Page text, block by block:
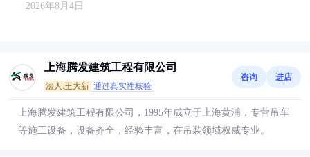
2026年8月4日
上海腾发建筑工程有限公司
法人:王大新 通过真实性核验
咨询 进店
上海腾发建筑工程有限公司，1995年成立于上海黄浦，专营吊车
等施工设备，设备齐全，经验丰富，在吊装领域权威专业。